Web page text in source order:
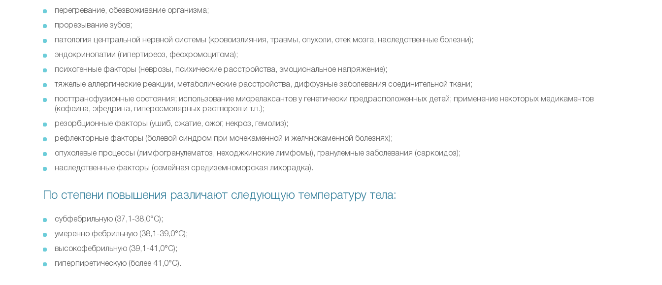
перегревание, обезвоживание организма;
прорезывание зубов;
патология центральной нервной системы (кровоизлияния, травмы, опухоли, отек мозга, наследственные болезни);
эндокринопатии (гипертиреоз, феохромоцитома);
психогенные факторы (неврозы, психические расстройства, эмоциональное напряжение);
тяжелые аллергические реакции, метаболические расстройства, диффузные заболевания соединительной ткани;
посттрансфузионные состояния; использование миорелаксантов у генетически предрасположенных детей; применение некоторых медикаментов
(кофеина, эфедрина, гиперосмолярных растворов и т.п.);
резорбционные факторы (ушиб, сжатие, ожог, некроз, гемолиз);
рефлекторные факторы (болевой синдром при мочекаменной и желчнокаменной болезнях);
опухолевые процессы (лимфогранулематоз, неходжкинские лимфомы), гранулемные заболевания (саркоидоз);
наследственные факторы (семейная средиземноморская лихорадка).
По степени повышения различают следующую температуру тела:
субфебрильную (37,1-38,0°С);
умеренно фебрильную (38,1-39,0°С);
высокофебрильную (39,1-41,0°С);
гиперпиретическую (более 41,0°С).